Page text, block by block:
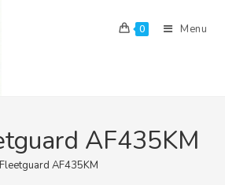
0 Menu
AF435KM
AF435KM